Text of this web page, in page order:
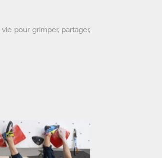
pour grimper, partager,